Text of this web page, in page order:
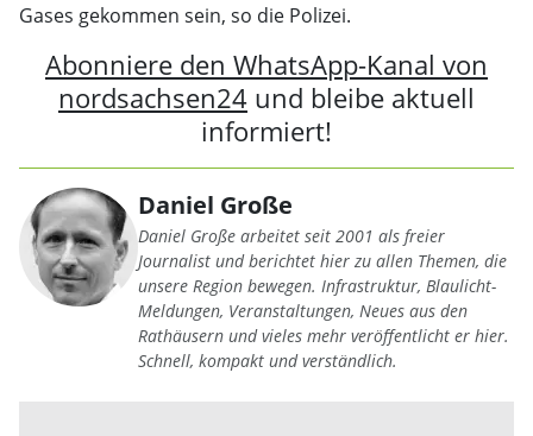
Gases gekommen sein, so die Polizei.
Abonniere den WhatsApp-Kanal von
nordsachsen24 und bleibe aktuell
informiert!
Daniel Große
Daniel Große arbeitet seit 2001 als freier
Journalist und berichtet hier zu allen Themen, die
unsere Region bewegen. Infrastruktur, Blaulicht-
Meldungen, Veranstaltungen, Neues aus den
Rathäusern und vieles mehr veröffentlicht er hier.
Schnell, kompakt und verständlich.